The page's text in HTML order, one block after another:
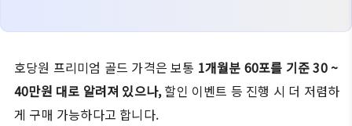
호당원 프리미엄 골드 가격은 보통 1개월분 60포를 기준 30 ~
40만원 대로 알려져 있으나,할인 이벤트 등 진행 시 더 저렴하
게 구매 가능하다고 합니다.